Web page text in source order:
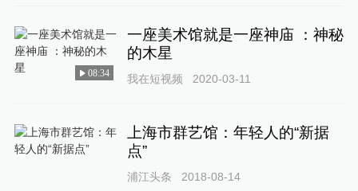
08:34
一座美术馆就是一座神庙 ：神秘
的木星
我在短视频 2020-03-11
上海市群艺馆：年轻人的“新据
点”
浦江头条 2018-08-14